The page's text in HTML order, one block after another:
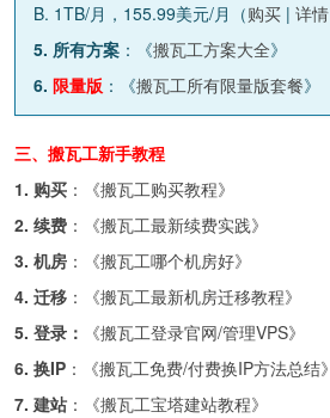
B. 1TB/月，155.99美元/月（购买 | 详情
5. 所有方案 ：《搬瓦工方案大全》
6. 限量版 ：《搬瓦工所有限量版套餐》
三、搬瓦工新手教程
1. 购买 ：《搬瓦工购买教程》
2. 续费 ：《搬瓦工最新续费实践》
3. 机房 ：《搬瓦工哪个机房好》
4. 迁移 ：《搬瓦工最新机房迁移教程》
5. 登录：
《搬瓦工登录官网/管理VPS》
6. 换IP ：《搬瓦工免费/付费换IP方法总结》
7. 建站 ：《搬瓦工宝塔建站教程》